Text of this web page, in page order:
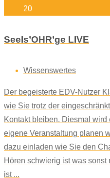
20
Seels’OHR’ge LIVE
Wissenswertes
Der begeisterte EDV-Nutzer
wie Sie trotz der
Kontakt bleiben. Diesmal
eigene Veranstaltung planen
dazu einladen wie Sie den
Hören schwierig ist was
ist ...